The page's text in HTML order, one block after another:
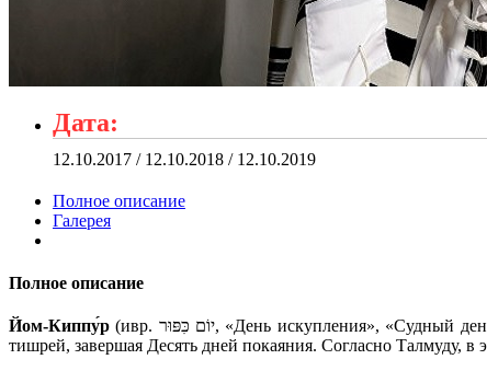
Дата:
12.10.2017 / 12.10.2018 / 12.10.2019
Полное описание
Галерея
Полное описание
Йом-Киппу́р(ивр. ‏יוֹם כִּפּוּר‎‏‎‎, «День искупления», «Судный день») — в иудаизме самый важный из праздников, день поста, покаяния и отпущения грехов. Отмечается в десятый день месяца
тишрей, завершая Десять дней покаяния. Согласно Талмуду, в